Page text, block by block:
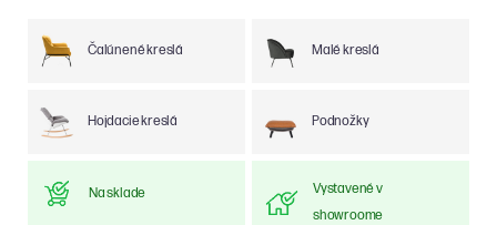
Čalúnené kreslá Malé kreslá
Hojdacie kreslá Podnožky
Na sklade
Vystavené v
showroome